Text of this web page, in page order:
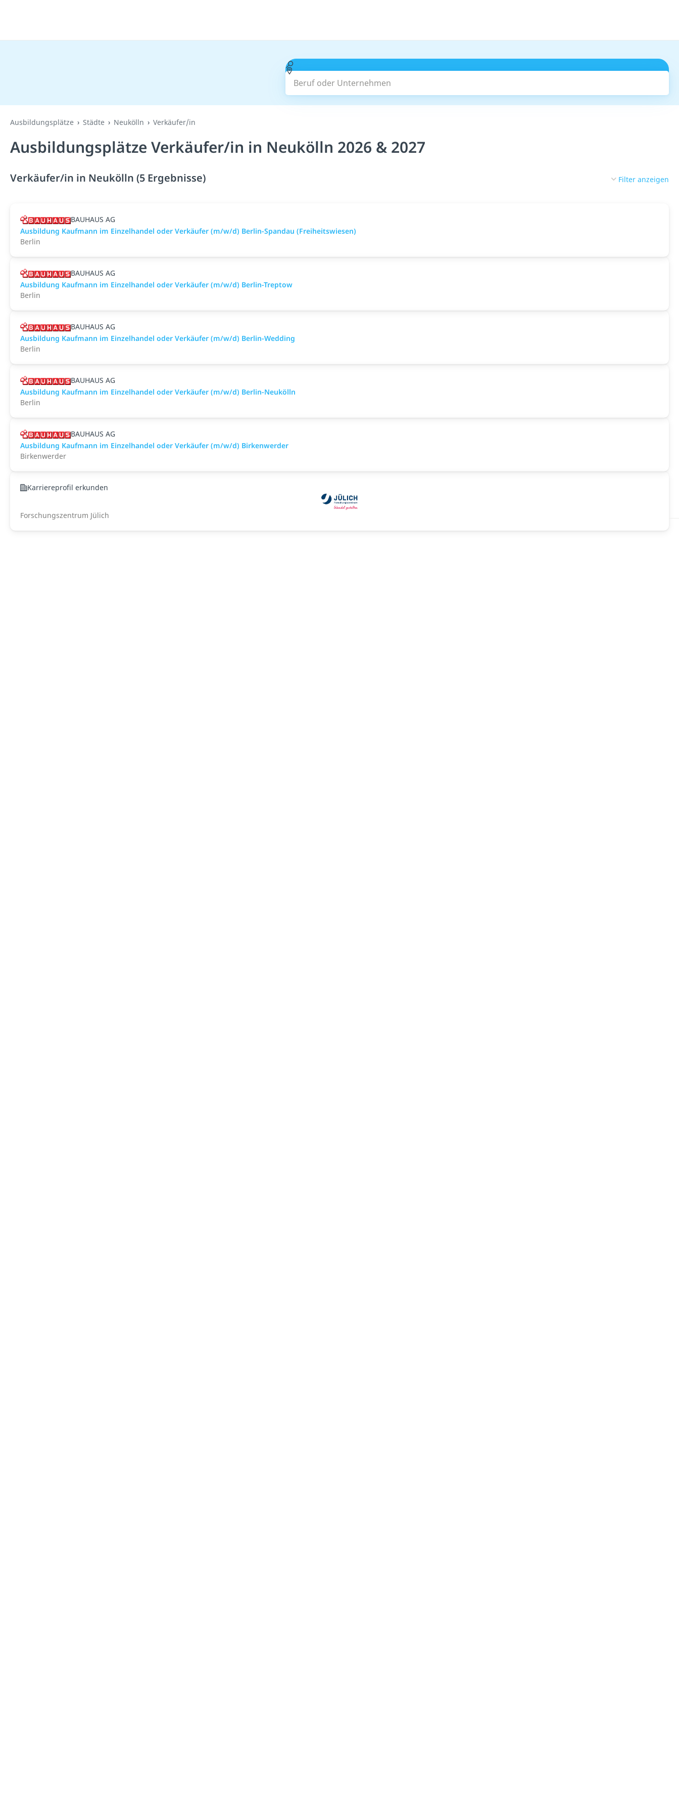
Beruf oder Unternehmen
Ausbildungsplätze Städte Neukölln Verkäufer/in
Ausbildungsplätze Verkäufer/in in Neukölln 2026 & 2027
Verkäufer/in in Neukölln (5 Ergebnisse) Filter anzeigen
BAUHAUS AG
Ausbildung Kaufmann im Einzelhandel oder Verkäufer (m/w/d) Berlin-Spandau (Freiheitswiesen)
Berlin
BAUHAUS AG
Ausbildung Kaufmann im Einzelhandel oder Verkäufer (m/w/d) Berlin-Treptow
Berlin
BAUHAUS AG
Ausbildung Kaufmann im Einzelhandel oder Verkäufer (m/w/d) Berlin-Wedding
Berlin
BAUHAUS AG
Ausbildung Kaufmann im Einzelhandel oder Verkäufer (m/w/d) Berlin-Neukölln
Berlin
BAUHAUS AG
Ausbildung Kaufmann im Einzelhandel oder Verkäufer (m/w/d) Birkenwerder
Birkenwerder
Karriereprofil erkunden
Forschungszentrum Jülich